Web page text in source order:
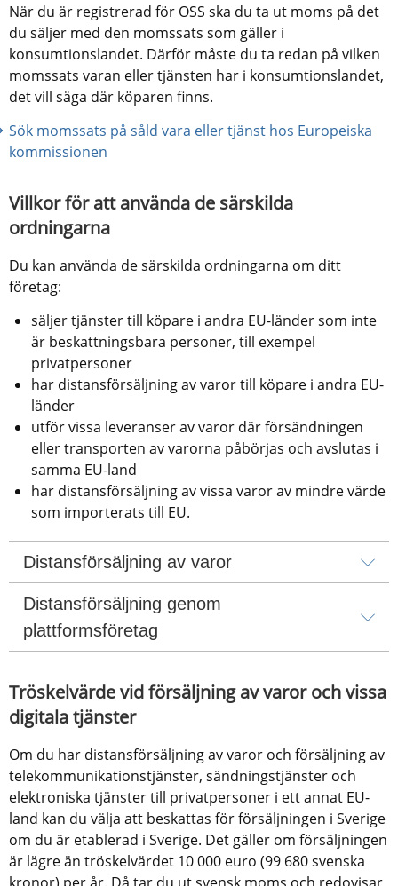
När du är registrerad för OSS ska du ta ut moms på det
du säljer med den momssats som gäller i
konsumtionslandet. Därför måste du ta redan på vilken
momssats varan eller tjänsten har i konsumtionslandet,
det vill säga där köparen finns.
Sök momssats på såld vara eller tjänst hos Europeiska
kommissionen
Villkor för att använda de särskilda
ordningarna
Du kan använda de särskilda ordningarna om ditt
företag:
säljer tjänster till köpare i andra EU-länder som inte
är beskattningsbara personer, till exempel
privatpersoner
har distansförsäljning av varor till köpare i andra EU-
länder
utför vissa leveranser av varor där försändningen
eller transporten av varorna påbörjas och avslutas i
samma EU-land
har distansförsäljning av vissa varor av mindre värde
som importerats till EU.
Distansförsäljning av varor
Distansförsäljning genom
plattformsföretag
Tröskelvärde vid försäljning av varor och vissa
digitala tjänster
Om du har distansförsäljning av varor och försäljning av
telekommunikationstjänster, sändningstjänster och
elektroniska tjänster till privatpersoner i ett annat EU-
land kan du välja att beskattas för försäljningen i Sverige
om du är etablerad i Sverige. Det gäller om försäljningen
är lägre än tröskelvärdet 10 000 euro (99 680 svenska